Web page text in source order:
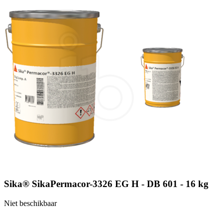
Sika® SikaPermacor-3326 EG H - DB 601 - 16 kg
Niet beschikbaar